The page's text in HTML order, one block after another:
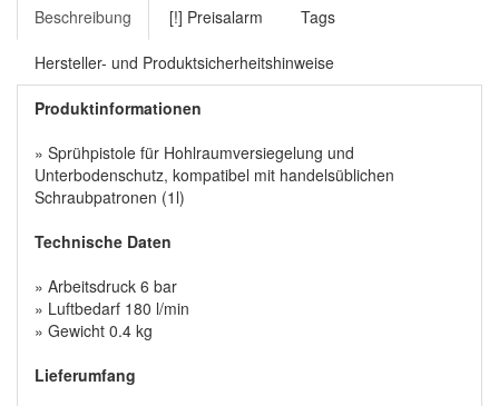
Beschreibung [!] Preisalarm Tags
Hersteller- und Produktsicherheitshinweise
Produktinformationen
» Sprühpistole für Hohlraumversiegelung und
Unterbodenschutz, kompatibel mit handelsüblichen
Schraubpatronen (1l)
Technische Daten
» Arbeitsdruck 6 bar
» Luftbedarf 180 l/min
» Gewicht 0.4 kg
Lieferumfang